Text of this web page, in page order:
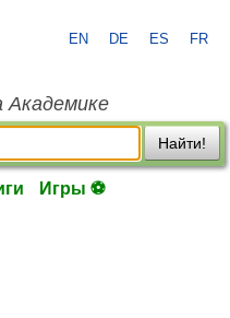
EN DE ES FR
Академике
Найти!
Игры ⚽